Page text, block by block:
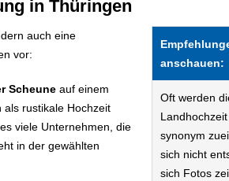
in Thüringen
anschauen:
Oft werden
synonym
sich nicht
sich Fotos
auch eine
vor:
Scheune auf einem
als rustikale Hochzeit
viele Unternehmen, die
in der gewählten